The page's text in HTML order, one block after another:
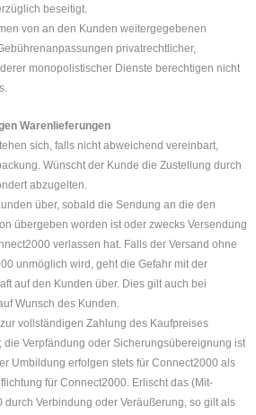
beseitigt.
von an den Kunden weitergegebenen
privatrechtlicher,
monopolistischer Dienste berechtigen nicht
Warenlieferungen
sich, falls nicht abweichend vereinbart,
Wünscht der Kunde die Zustellung durch
abzugelten.
über, sobald die Sendung an die den
übergeben worden ist oder zwecks Versendung
verlassen hat. Falls der Versand ohne
unmöglich wird, geht die Gefahr mit der
auf den Kunden über. Dies gilt auch bei
Wunsch des Kunden.
vollständigen Zahlung des Kaufpreises
die Verpfändung oder Sicherungsübereignung ist
Umbildung erfolgen stets für Connect2000 als
für Connect2000. Erlischt das (Mit-
Verbindung oder Veräußerung, so gilt als